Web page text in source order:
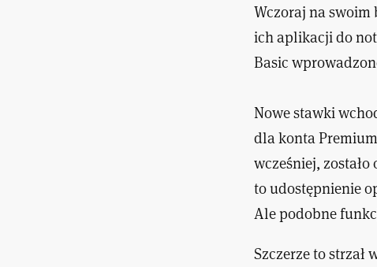
Wczoraj na swoim
ich aplikacji do
Basic
Nowe stawki
dla konta
wcześniej,
to udostępnienie
Ale podobne
Szczerze to strzał